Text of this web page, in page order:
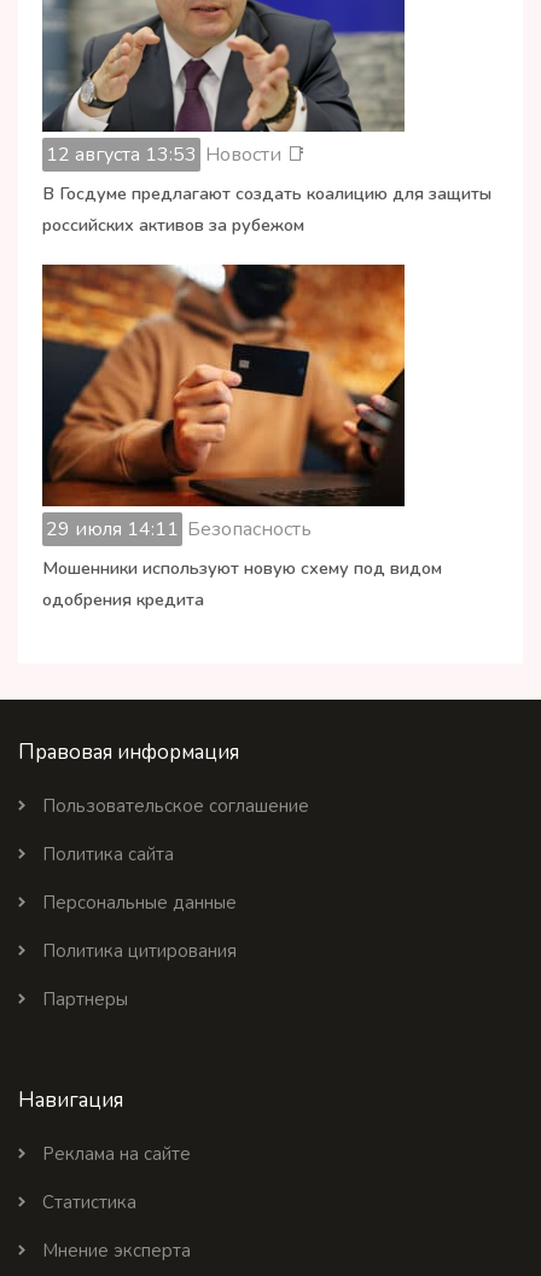
12 августа 13:53 Новости 📑
В Госдуме предлагают создать коалицию для защиты
российских активов за рубежом
29 июля 14:11 Безопасность
Мошенники используют новую схему под видом
одобрения кредита
Правовая информация
Пользовательское соглашение
Политика сайта
Персональные данные
Политика цитирования
Партнеры
Навигация
Реклама на сайте
Статистика
Мнение эксперта